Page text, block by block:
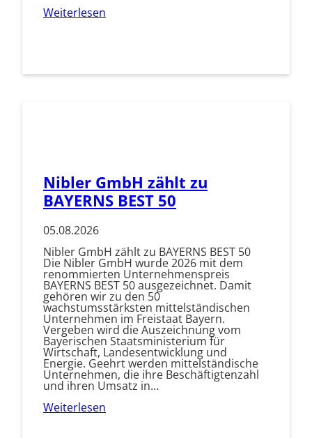
Weiterlesen
Nibler GmbH zählt zu
BAYERNS BEST 50
05.08.2026
Nibler GmbH zählt zu BAYERNS BEST 50
Die Nibler GmbH wurde 2026 mit dem
renommierten Unternehmenspreis
BAYERNS BEST 50 ausgezeichnet. Damit
gehören wir zu den 50
wachstumsstärksten mittelständischen
Unternehmen im Freistaat Bayern.
Vergeben wird die Auszeichnung vom
Bayerischen Staatsministerium für
Wirtschaft, Landesentwicklung und
Energie. Geehrt werden mittelständische
Unternehmen, die ihre Beschäftigtenzahl
und ihren Umsatz in…
Weiterlesen